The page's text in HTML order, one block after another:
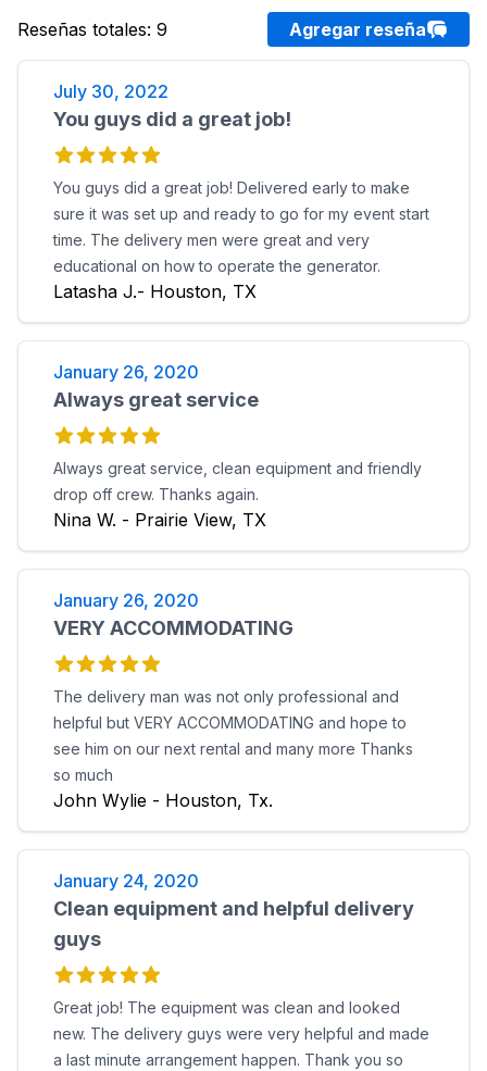
Reseñas totales: 9 Agregar reseña
July 30, 2022
You guys did a great job!
You guys did a great job! Delivered early to make
sure it was set up and ready to go for my event start
time. The delivery men were great and very
educational on how to operate the generator.
Latasha J.- Houston, TX
January 26, 2020
Always great service
Always great service, clean equipment and friendly
drop off crew. Thanks again.
Nina W. - Prairie View, TX
January 26, 2020
VERY ACCOMMODATING
The delivery man was not only professional and
helpful but VERY ACCOMMODATING and hope to
see him on our next rental and many more Thanks
so much
John Wylie - Houston, Tx.
January 24, 2020
Clean equipment and helpful delivery
guys
Great job! The equipment was clean and looked
new. The delivery guys were very helpful and made
a last minute arrangement happen. Thank you so